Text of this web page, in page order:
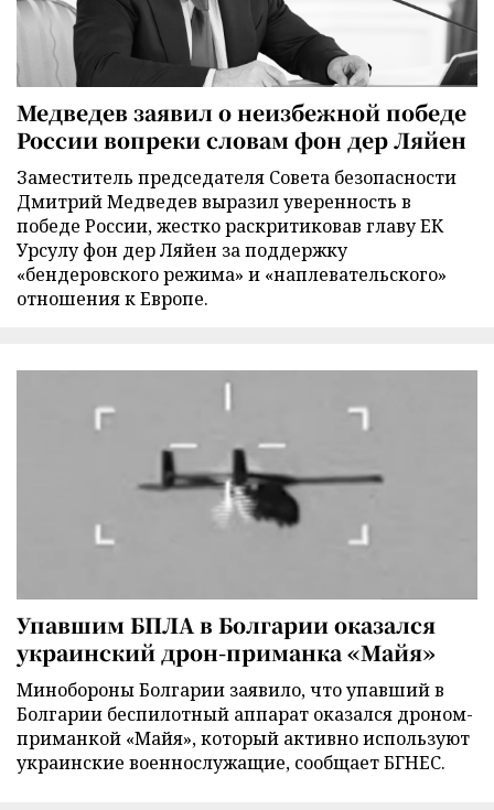
Медведев заявил о неизбежной победе
России вопреки словам фон дер Ляйен
Заместитель председателя Совета безопасности
Дмитрий Медведев выразил уверенность в
победе России, жестко раскритиковав главу ЕК
Урсулу фон дер Ляйен за поддержку
«бендеровского режима» и «наплевательского»
отношения к Европе.
Упавшим БПЛА в Болгарии оказался
украинский дрон-приманка «Майя»
Минобороны Болгарии заявило, что упавший в
Болгарии беспилотный аппарат оказался дроном-
приманкой «Майя», который активно используют
украинские военнослужащие, сообщает БГНЕС.